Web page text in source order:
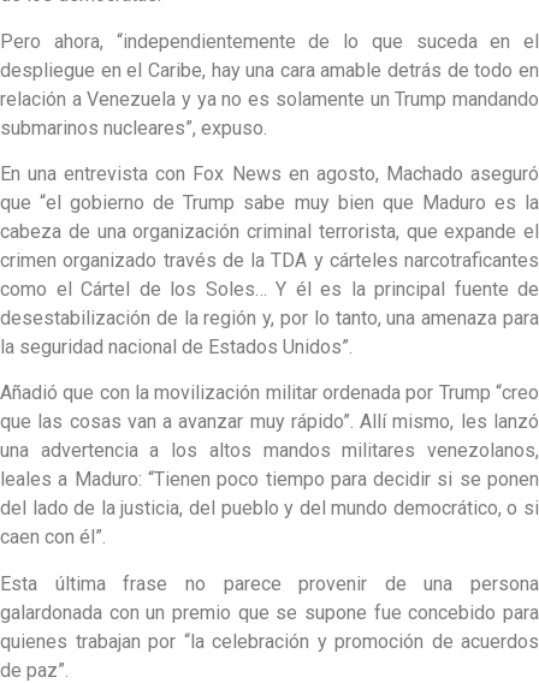
Pero ahora, “independientemente de lo que suceda en el
despliegue en el Caribe, hay una cara amable detrás de todo en
relación a Venezuela y ya no es solamente un Trump mandando
submarinos nucleares”, expuso.
En una entrevista con Fox News en agosto, Machado aseguró
que “el gobierno de Trump sabe muy bien que Maduro es la
cabeza de una organización criminal terrorista, que expande el
crimen organizado través de la TDA y cárteles narcotraficantes
como el Cártel de los Soles… Y él es la principal fuente de
desestabilización de la región y, por lo tanto, una amenaza para
la seguridad nacional de Estados Unidos”.
Añadió que con la movilización militar ordenada por Trump “creo
que las cosas van a avanzar muy rápido”. Allí mismo, les lanzó
una advertencia a los altos mandos militares venezolanos,
leales a Maduro: “Tienen poco tiempo para decidir si se ponen
del lado de la justicia, del pueblo y del mundo democrático, o si
caen con él”.
Esta última frase no parece provenir de una persona
galardonada con un premio que se supone fue concebido para
quienes trabajan por “la celebración y promoción de acuerdos
de paz”.